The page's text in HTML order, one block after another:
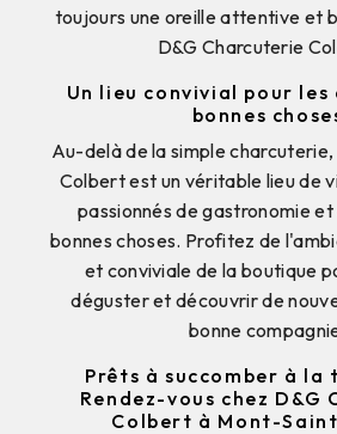
toujours une oreille attentive et
D&G Charcuterie
Un lieu convivial pour les
bonnes
Au-delà de la simple
Colbert est un véritable lieu de
passionnés de gastronomie
bonnes choses. Profitez de
et conviviale de la boutique
déguster et découvrir de
bonne
Prêts à succomber à la
Rendez-vous chez D&G
Colbert à Mont-